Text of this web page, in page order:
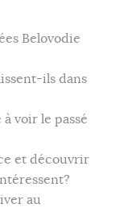
Belovodie
ils dans
voir le passé
et découvrir
au